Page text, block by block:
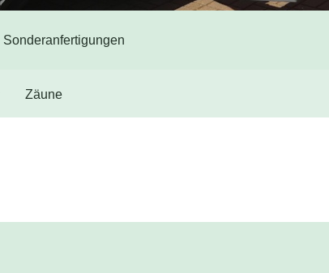
Sonderanfertigungen
Zäune